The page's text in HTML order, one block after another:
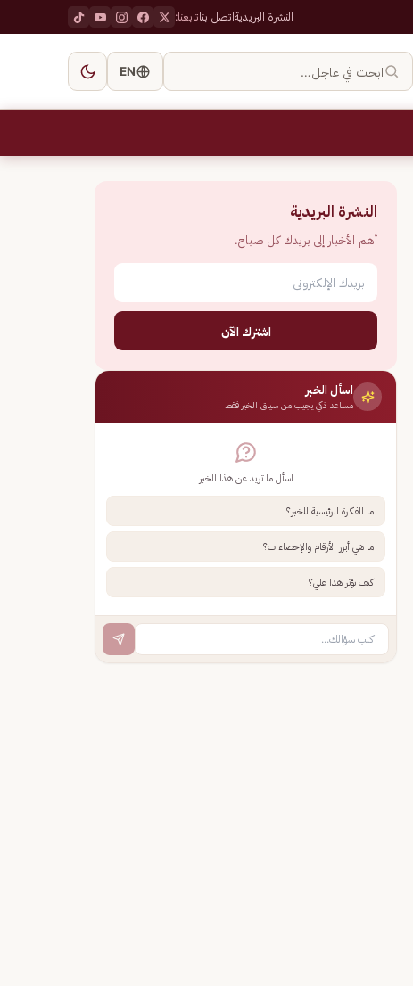
النشرة البريديةاتصل بناتابعنا:
ابحث في عاجل… EN
النشرة البريدية
أهم الأخبار إلى بريدك كل صباح.
اشترك الآن
اسأل الخبر
مساعد ذكي يجيب من سياق الخبر فقط
اسأل ما تريد عن هذا الخبر
ما الفكرة الرئيسية للخبر؟
ما هي أبرز الأرقام والإحصاءات؟
كيف يؤثر هذا علي؟